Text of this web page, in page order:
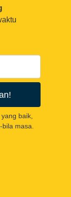
baik,
masa.